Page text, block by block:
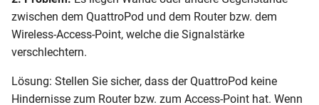
zwischen dem QuattroPod und dem Router bzw. dem
Wireless-Access-Point, welche die Signalstärke
verschlechtern.
Lösung: Stellen Sie sicher, dass der QuattroPod keine
Hindernisse zum Router bzw. zum Access-Point hat. Wenn